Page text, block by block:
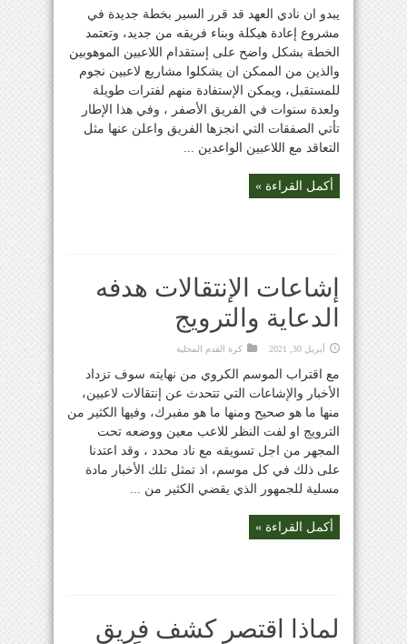
يبدو ان نادي العهد قد قرر السير بخطة جديدة في
مشروع إعادة هيكلة وبناء فريقه من جديد، وتعتمد
الخطة بشكل واضح على إستقدام اللاعبين الموهوبين
والذين من الممكن ان يشكلوا مشاريع لاعبين نجوم
للمستقبل، ويمكن الإستفادة منهم لفترات طويلة
ولعدة سنوات في الفريق الأصفر ، وفي هذا الإطار
تأتي الصفقات التي انجزها الفريق واعلن عنها مثل
التعاقد مع اللاعبين الواعدين ...
أكمل القراءة »
إشاعات الإنتقالات هدفه
الدعاية والترويج
أبريل 30, 2021 كرة القدم المحلية
مع اقتراب الموسم الكروي من نهايته سوف تزداد
الأخبار والإشاعات التي تتحدث عن إنتقالات لاعبين،
منها ما هو صحيح ومنها ما هو مفبرك، وفيها الكثير من
الترويج او لفت النظر للاعب معين ووضعه تحت
المجهر من اجل تسويقه مع ناد محدد ، وقد اعتدنا
على ذلك في كل موسم، اذ تمثل تلك الأخبار مادة
مسلية للجمهور الذي يقضي الكثير من ...
أكمل القراءة »
لماذا اقتصر كشف فريق